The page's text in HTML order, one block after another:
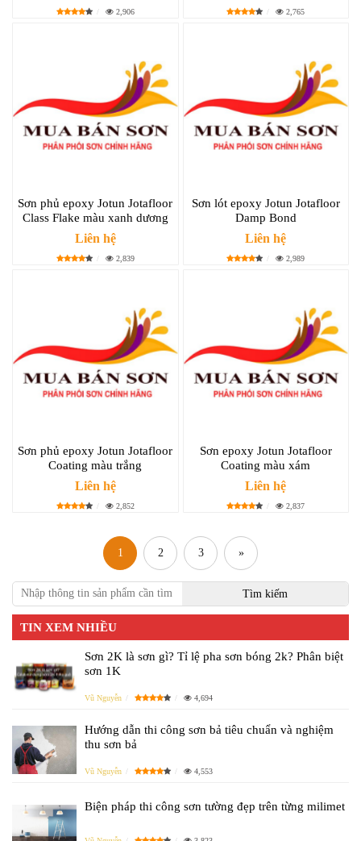
2,906 2,765
Sơn phủ epoxy Jotun Jotafloor
Class Flake màu xanh dương
Liên hệ
2,839
Sơn lót epoxy Jotun Jotafloor
Damp Bond
Liên hệ
2,989
Sơn phủ epoxy Jotun Jotafloor
Coating màu trắng
Liên hệ
2,852
Sơn epoxy Jotun Jotafloor
Coating màu xám
Liên hệ
2,837
1 2 3 »
TIN XEM NHIỀU
Sơn 2K là sơn gì? Tỉ lệ pha sơn bóng 2k? Phân biệt
sơn 1K
Vũ Nguyễn 4,694
Hướng dẫn thi công sơn bả tiêu chuẩn và nghiệm
thu sơn bả
Vũ Nguyễn 4,553
Biện pháp thi công sơn tường đẹp trên từng milimet